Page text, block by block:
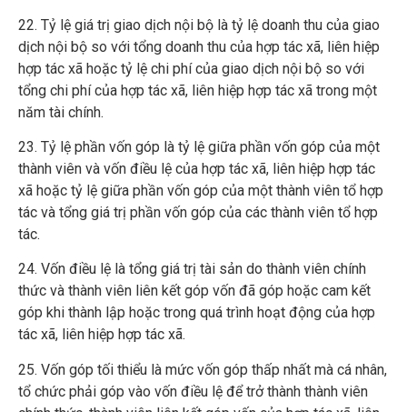
22. Tỷ lệ giá trị giao dịch nội bộ là tỷ lệ doanh thu của giao
dịch nội bộ so với tổng doanh thu của hợp tác xã, liên hiệp
hợp tác xã hoặc tỷ lệ chi phí của giao dịch nội bộ so với
tổng chi phí của hợp tác xã, liên hiệp hợp tác xã trong một
năm tài chính.
23. Tỷ lệ phần vốn góp là tỷ lệ giữa phần vốn góp của một
thành viên và vốn điều lệ của hợp tác xã, liên hiệp hợp tác
xã hoặc tỷ lệ giữa phần vốn góp của một thành viên tổ hợp
tác và tổng giá trị phần vốn góp của các thành viên tổ hợp
tác.
24. Vốn điều lệ là tổng giá trị tài sản do thành viên chính
thức và thành viên liên kết góp vốn đã góp hoặc cam kết
góp khi thành lập hoặc trong quá trình hoạt động của hợp
tác xã, liên hiệp hợp tác xã.
25. Vốn góp tối thiểu là mức vốn góp thấp nhất mà cá nhân,
tổ chức phải góp vào vốn điều lệ để trở thành thành viên